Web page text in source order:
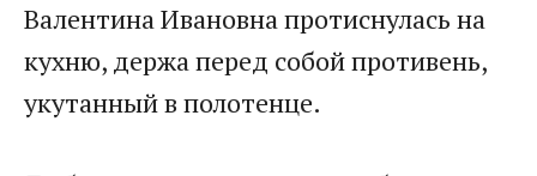
Валентина Ивановна протиснулась на
кухню, держа перед собой противень,
укутанный в полотенце.